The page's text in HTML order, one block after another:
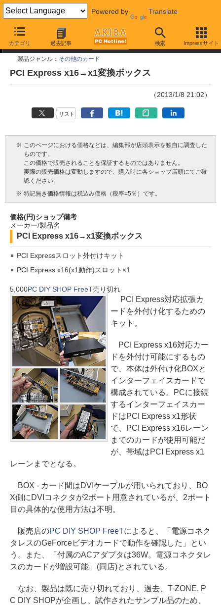
Powered by Translate
カテゴリ 過去記事 検索 Impressサイト
今週見つけた新製品
製品ジャンル： その他のカード
PCI Express x16→x1変換ボックス
（2013/1/8 21:02）
リスト
※ このページにおける価格などは、編集部が店頭表示を独自に調査した
ものです。
この価格で販売されることを保証するものではありません。
実際の販売価格は変動しますので、購入時に各ショップ店頭にてご確
認ください。
※ 特記無き価格情報は税込み価格（税率=5％）です。
価格(円)ショップ備考
メーカー/製品名
PCI Express x16→x1変換ボックス
PCI Expressスロット外付けキット
PCI Express x16(x1動作)スロット×1
5,000PC DIY SHOP FreeT売り切れ
PCI Express対応拡張カ
ードを外付け化するための
キット。
PCI Express x16対応カー
ドを外付け可能にするもの
で、本体は外付け化BOXと
インターフェイスカードで
構成されている。PCに接続
するインターフェイスカー
ドはPCI Express x1形状
で、PCI Express x16レーン
までのカードが使用可能だ
が、帯域はPCI Express x1
レーンまでとなる。
BOX - カード間はDVIケーブルが用いられており、BO
X側にDVIコネクタが2ポート用意されているが、2ポート
目の具体的な使用方法は不明。
販売店のPC DIY SHOP FreeTによると、「電源コネク
タレスのGeForceビデオカードで動作を確認した」とい
う。また、「付属のACアダプタは36W。電源コネクタレ
スのカードが増設可能」(同店)とされている。
なお、製品は既に売り切れており、過去、T-ZONE. P
C DIY SHOPが企画し、試作されたサンプル品のため、